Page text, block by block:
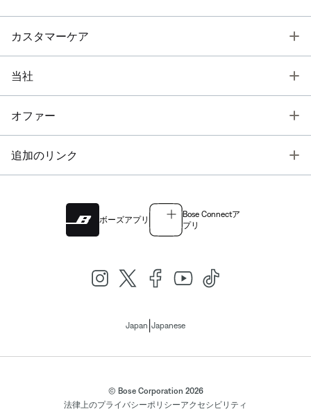
カスタマーケア
当社
オファー
追加のリンク
ボーズアプリ
Bose Connectア
プリ
Japan Japanese
© Bose Corporation 2026
法律上のプライバシーポリシーアクセシビリティ